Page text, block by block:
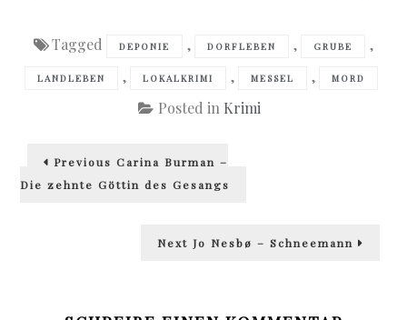
Tagged DEPONIE , DORFLEBEN , GRUBE ,
LANDLEBEN , LOKALKRIMI , MESSEL , MORD
Posted in Krimi
Beitragsnavigation
Previous Previous
Carina Burman –
Die zehnte Göttin des Gesangs
Next Next
post:
Jo Nesbø – Schneemann